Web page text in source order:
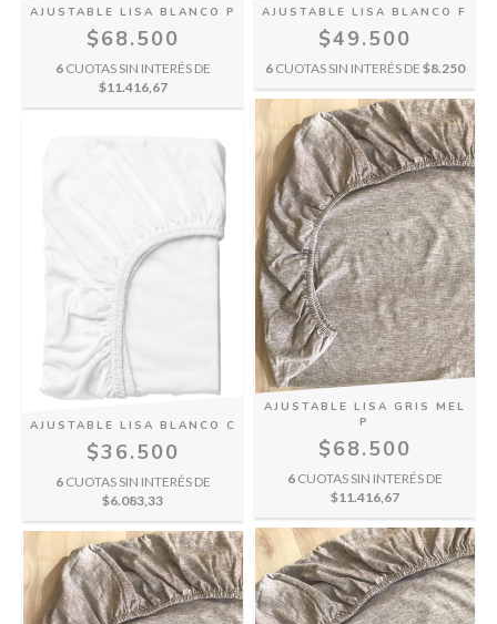
AJUSTABLE LISA BLANCO P
$68.500
6 CUOTAS SIN INTERÉS DE
$11.416,67
AJUSTABLE LISA BLANCO F
$49.500
6 CUOTAS SIN INTERÉS DE $8.250
AJUSTABLE LISA BLANCO C
$36.500
6 CUOTAS SIN INTERÉS DE
$6.083,33
AJUSTABLE LISA GRIS MEL
P
$68.500
6 CUOTAS SIN INTERÉS DE
$11.416,67